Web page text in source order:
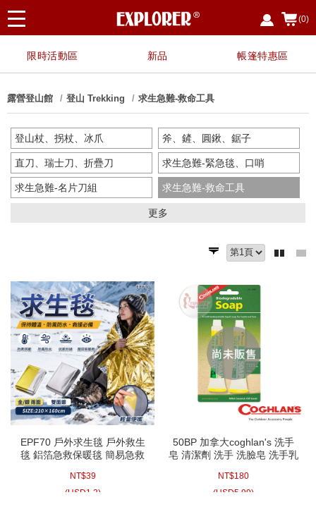
(0)
限時活動區 新品 帳篷特惠區
露營登山館 登山 Trekking 求生急難-救命工具
登山杖、拐杖、冰爪 斧、鏟、圓鍬、鋸子
直刀、瑞士刀、折疊刀 求生急難-緊急毯、口哨
求生急難-名片刀組 求生急難-救命工具
更多
EPF70 戶外求生毯 戶外救生
毯 鋁箔急救保暖毯 簡易急救
210X160
NT$39
(USD1.3)
50BP 加拿大coghlan's 洗手
皂 清潔劑 洗手 洗臉皂 洗手乳
NT$180
(USD5.99)